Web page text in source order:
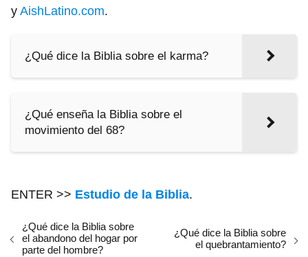
y AishLatino.com.
¿Qué dice la Biblia sobre el karma?
¿Qué enseña la Biblia sobre el
movimiento del 68?
ENTER >> Estudio de la Biblia.
¿Qué dice la Biblia sobre
el abandono del hogar por
parte del hombre?
¿Qué dice la Biblia sobre
el quebrantamiento?